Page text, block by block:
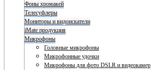
Фоны хромакей
Телесуфлеры
Мониторы и видоискатели
iMate продукция
Микрофоны
Головные микрофоны
Микрофонные удочки
Микрофоны для фото DSLR и видеокамер